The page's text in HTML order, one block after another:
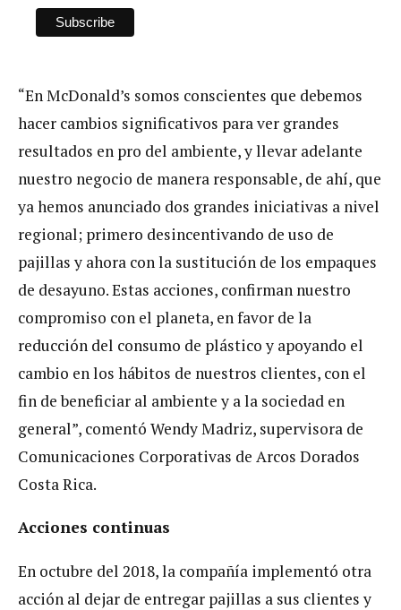
“En McDonald’s somos conscientes que debemos
hacer cambios significativos para ver grandes
resultados en pro del ambiente, y llevar adelante
nuestro negocio de manera responsable, de ahí, que
ya hemos anunciado dos grandes iniciativas a nivel
regional; primero desincentivando de uso de
pajillas y ahora con la sustitución de los empaques
de desayuno. Estas acciones, confirman nuestro
compromiso con el planeta, en favor de la
reducción del consumo de plástico y apoyando el
cambio en los hábitos de nuestros clientes, con el
fin de beneficiar al ambiente y a la sociedad en
general”, comentó Wendy Madriz, supervisora de
Comunicaciones Corporativas de Arcos Dorados
Costa Rica.
Acciones continuas
En octubre del 2018, la compañía implementó otra
acción al dejar de entregar pajillas a sus clientes y